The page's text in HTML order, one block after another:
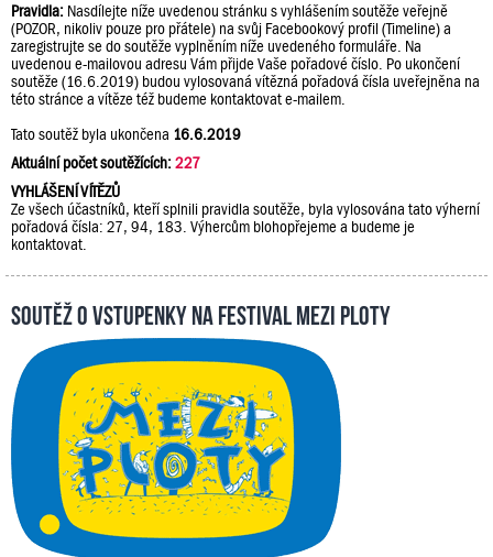
Pravidla: Nasdílejte níže uvedenou stránku s vyhlášením soutěže veřejně
(POZOR, nikoliv pouze pro přátele) na svůj Facebookový profil (Timeline) a
zaregistrujte se do soutěže vyplněním níže uvedeného formuláře. Na
uvedenou e-mailovou adresu Vám přijde Vaše pořadové číslo. Po ukončení
soutěže (16.6.2019) budou vylosovaná vítězná pořadová čísla uveřejněna na
této stránce a vítěze též budeme kontaktovat e-mailem.
Tato soutěž byla ukončena 16.6.2019
Aktuální počet soutěžících:227
VYHLÁŠENÍ VÍTĚZŮ
Ze všech účastníků, kteří splnili pravidla soutěže, byla vylosována tato výherní
pořadová čísla: 27, 94, 183. Výhercům blohopřejeme a budeme je
kontaktovat.
Soutěž o vstupenky na festival Mezi Ploty